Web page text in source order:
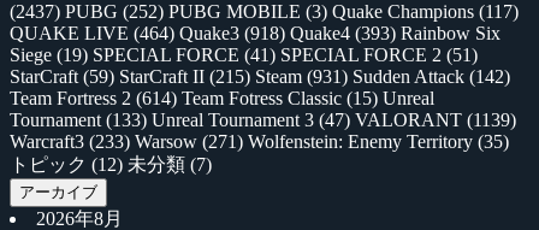
(2437) PUBG (252) PUBG MOBILE (3) Quake Champions (117)
QUAKE LIVE (464) Quake3 (918) Quake4 (393) Rainbow Six
Siege (19) SPECIAL FORCE (41) SPECIAL FORCE 2 (51)
StarCraft (59) StarCraft II (215) Steam (931) Sudden Attack (142)
Team Fortress 2 (614) Team Fotress Classic (15) Unreal
Tournament (133) Unreal Tournament 3 (47) VALORANT (1139)
Warcraft3 (233) Warsow (271) Wolfenstein: Enemy Territory (35)
トピック (12) 未分類 (7)
アーカイブ
2026年8月